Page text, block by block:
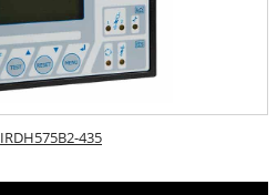
IRDH575B2-435